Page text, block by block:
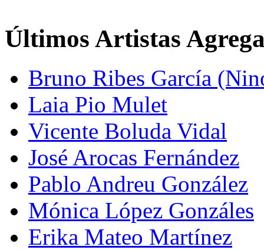
Últimos Artistas
Bruno Ribes García
Laia Pio Mulet
Vicente Boluda Vidal
José Arocas Fernández
Pablo Andreu González
Mónica López Gonzáles
Erika Mateo Martínez